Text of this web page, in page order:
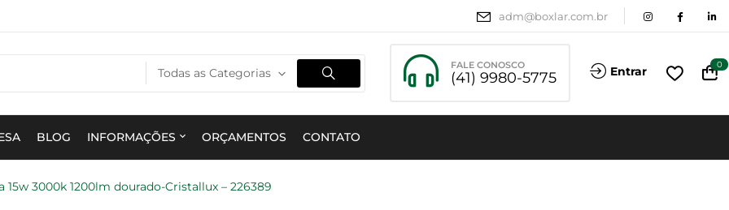
adm@boxlar.com.br
Todas as Categorias
FALE CONOSCO
(41) 9980-5775 Entrar 0
BLOG INFORMAÇÕES ORÇAMENTOS CONTATO
3000k 1200lm dourado-Cristallux – 226389